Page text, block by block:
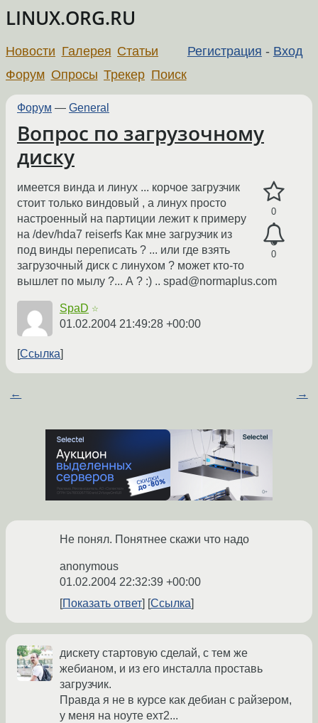
LINUX.ORG.RU
Регистрация - Вход
Новости Галерея Статьи
Форум Опросы Трекер Поиск
Форум — General
Вопрос по загрузочному
диску
0
0
имеется винда и линух ... корчое загрузчик
стоит только виндовый , а линух просто
настроенный на партиции лежит к примеру
на /dev/hda7 reiserfs Как мне загрузчик из
под винды переписать ? ... или где взять
загрузочный диск с линухом ? может кто-то
вышлет по мылу ?... А ? :) .. spad@normaplus.com
SpaD ☆
01.02.2004 21:49:28 +00:00
Ссылка
← →
Не понял. Понятнее скажи что надо
anonymous
01.02.2004 22:32:39 +00:00
Показать ответ
Ссылка
дискету стартовую сделай, с тем же
жебианом, и из его инсталла проставь
загрузчик.
Правда я не в курсе как дебиан с райзером,
у меня на ноуте ехт2...